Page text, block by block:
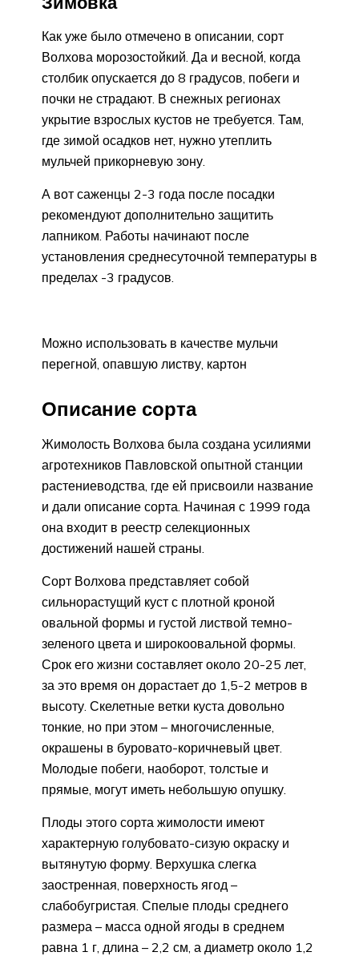
Как уже было отмечено в описании, сорт
Волхова морозостойкий. Да и весной, когда
столбик опускается до 8 градусов, побеги и
почки не страдают. В снежных регионах
укрытие взрослых кустов не требуется. Там,
где зимой осадков нет, нужно утеплить
мульчей прикорневую зону.
А вот саженцы 2-3 года после посадки
рекомендуют дополнительно защитить
лапником. Работы начинают после
установления среднесуточной температуры в
пределах -3 градусов.
Можно использовать в качестве мульчи
перегной, опавшую листву, картон
Описание сорта
Жимолость Волхова была создана усилиями
агротехников Павловской опытной станции
растениеводства, где ей присвоили название
и дали описание сорта. Начиная с 1999 года
она входит в реестр селекционных
достижений нашей страны.
Сорт Волхова представляет собой
сильнорастущий куст с плотной кроной
овальной формы и густой листвой темно-
зеленого цвета и широкоовальной формы.
Срок его жизни составляет около 20-25 лет,
за это время он дорастает до 1,5-2 метров в
высоту. Скелетные ветки куста довольно
тонкие, но при этом – многочисленные,
окрашены в буровато-коричневый цвет.
Молодые побеги, наоборот, толстые и
прямые, могут иметь небольшую опушку.
Плоды этого сорта жимолости имеют
характерную голубовато-сизую окраску и
вытянутую форму. Верхушка слегка
заостренная, поверхность ягод –
слабобугристая. Спелые плоды среднего
размера – масса одной ягоды в среднем
равна 1 г, длина – 2,2 см, а диаметр около 1,2